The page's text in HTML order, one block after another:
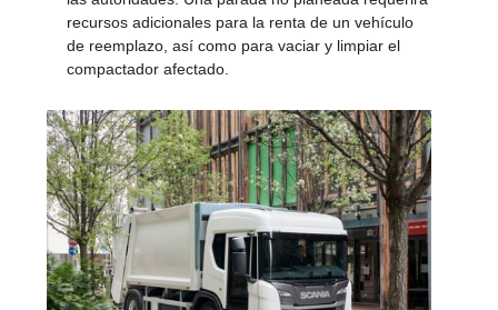
recursos adicionales para la renta de un vehículo
de reemplazo, así como para vaciar y limpiar el
compactador afectado.